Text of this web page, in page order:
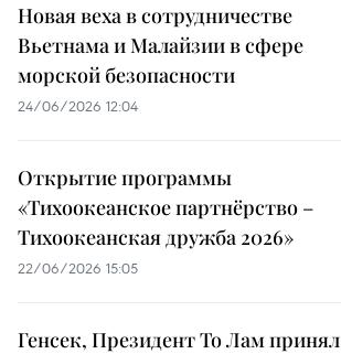
Новая веха в сотрудничестве
Вьетнама и Малайзии в сфере
морской безопасности
24/06/2026 12:04
Открытие программы
«Тихоокеанское партнёрство –
Тихоокеанская дружба 2026»
22/06/2026 15:05
Генсек, Президент То Лам принял